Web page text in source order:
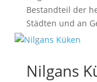
Bestandteil der
Städten und an
Nilgans